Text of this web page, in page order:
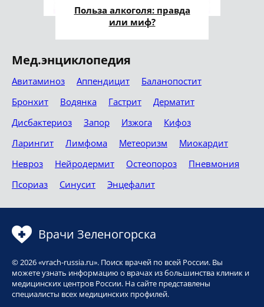
Польза алкоголя: правда
или миф?
Мед.энциклопедия
Авитаминоз Аппендицит
Баланопостит
Бронхит
Водянка Гастрит
Дерматит
Дисбактериоз
Запор Изжога
Кифоз
Ларингит
Лимфома Метеоризм
Миокардит
Невроз
Нейродермит Остеопороз
Пневмония
Псориаз
Синусит Энцефалит
Врачи Зеленогорска
© 2026 «vrach-russia.ru». Поиск врачей по всей России. Вы
можете узнать информацию о врачах из большинства клиник и
медицинских центров России. На сайте представлены
специалисты всех медицинских профилей.